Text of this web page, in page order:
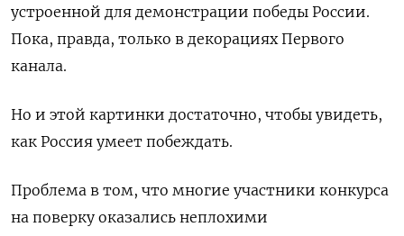
устроенной для демонстрации победы России.
Пока, правда, только в декорациях Первого
канала.
Но и этой картинки достаточно, чтобы увидеть,
как Россия умеет побеждать.
Проблема в том, что многие участники конкурса
на поверку оказались неплохими